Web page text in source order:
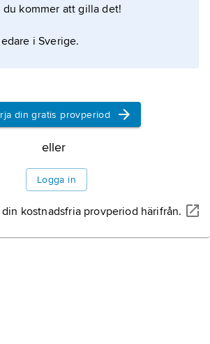
du kommer att gilla det!
i Sverige.
din gratis provperiod
eller
Logga in
din kostnadsfria provperiod härifrån.